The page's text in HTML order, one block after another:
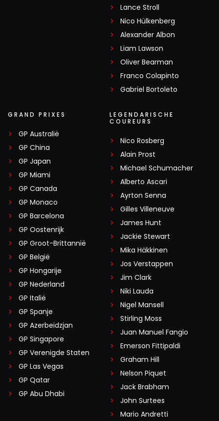
Lance Stroll
Nico Hülkenberg
Alexander Albon
Liam Lawson
Oliver Bearman
Franco Colapinto
Gabriel Bortoleto
GRAND PRIXES
GP Australië
GP China
GP Japan
GP Miami
GP Canada
GP Monaco
GP Barcelona
GP Oostenrijk
GP Groot-Brittannië
GP België
GP Hongarije
GP Nederland
GP Italië
GP Spanje
GP Azerbeidzjan
GP Singapore
GP Verenigde Staten
GP Las Vegas
GP Qatar
GP Abu Dhabi
LEGENDARISCHE
COUREURS
Nico Rosberg
Alain Prost
Michael Schumacher
Alberto Ascari
Ayrton Senna
Gilles Villeneuve
James Hunt
Jackie Stewart
Mika Häkkinen
Jos Verstappen
Jim Clark
Niki Lauda
Nigel Mansell
Stirling Moss
Juan Manuel Fangio
Emerson Fittipaldi
Graham Hill
Nelson Piquet
Jack Brabham
John Surtees
Mario Andretti